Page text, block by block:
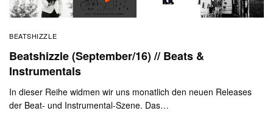
BEATSHIZZLE
Beatshizzle (September/16) // Beats &
Instrumentals
In dieser Reihe widmen wir uns monatlich den neuen Releases
der Beat- und Instrumental-Szene. Das…